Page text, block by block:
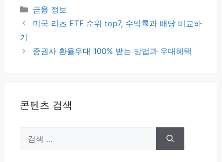
카
테
금융 정보
미국 리츠 ETF 순위 top7, 수익률과 배당 비교하
기
증권사 환율우대 100% 받는 방법과 우대혜택
콘텐츠 검색